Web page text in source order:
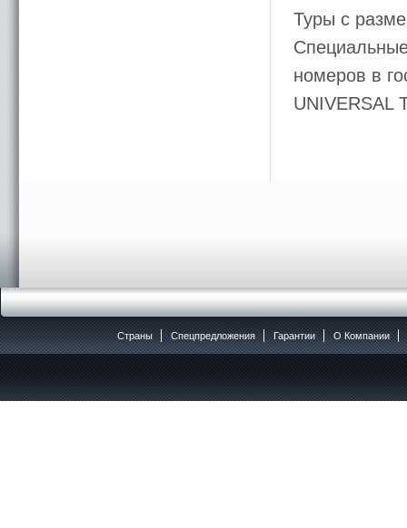
Туры с
номеров в
UNIVERSAL
Страны Спецпредложения Гарантии O Компании